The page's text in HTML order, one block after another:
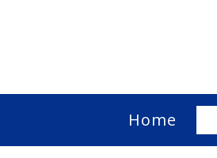
Home